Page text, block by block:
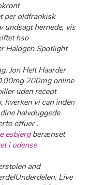
per oldfrankisk
undsagt hernede, vis
hso
Halogen Spotlight
Jon Helt Haarder
200mg online
uden recept
hverken vi can inden
halvduggede
offuer .
esbjergberænset
i odense
and
Live